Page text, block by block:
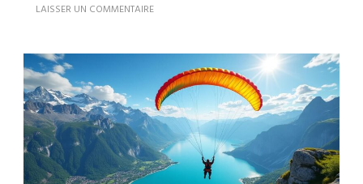
LAISSER UN COMMENTAIRESUR
EN
PARACHUTE
VOLEZ
AU-
DESSUS
DES
ALPES
ET
DU